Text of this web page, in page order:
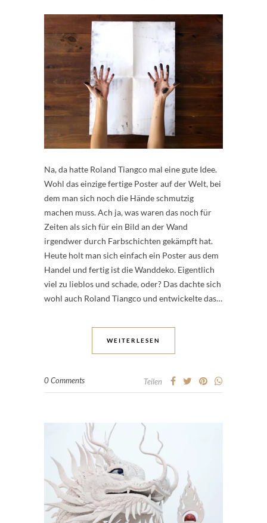
Na, da hatte Roland Tiangco mal eine gute Idee.
Wohl das einzige fertige Poster auf der Welt, bei
dem man sich noch die Hände schmutzig
machen muss. Ach ja, was waren das noch für
Zeiten als sich für ein Bild an der Wand
irgendwer durch Farbschichten gekämpft hat.
Heute holt man sich einfach ein Poster aus dem
Handel und fertig ist die Wanddeko. Eigentlich
viel zu lieblos und schade, oder? Das dachte sich
wohl auch Roland Tiangco und entwickelte das…
WEITERLESEN
0 Comments Teilen